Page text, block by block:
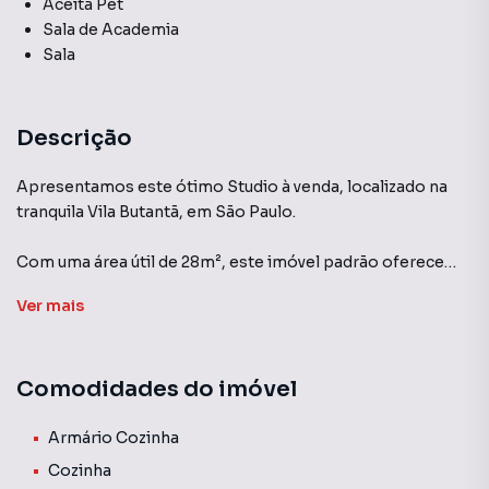
Aceita Pet
Sala de Academia
Sala
Descrição
Apresentamos este ótimo Studio à venda, localizado na
tranquila Vila Butantã, em São Paulo.
Com uma área útil de 28m², este imóvel padrão oferece
churrasqueira, sala de academia e salão de festas.
Ver mais
Comodidades do imóvel
Armário Cozinha
Cozinha